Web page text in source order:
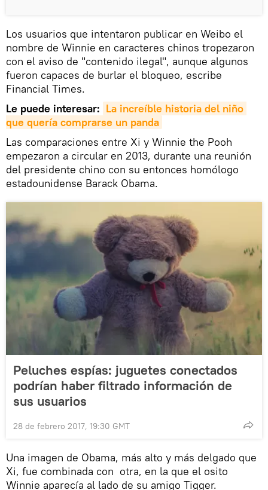
Los usuarios que intentaron publicar en Weibo el
nombre de Winnie en caracteres chinos tropezaron
con el aviso de "contenido ilegal", aunque algunos
fueron capaces de burlar el bloqueo, escribe
Financial Times.
Le puede interesar: La increíble historia del niño
que quería comprarse un panda
Las comparaciones entre Xi y Winnie the Pooh
empezaron a circular en 2013, durante una reunión
del presidente chino con su entonces homólogo
estadounidense Barack Obama.
Peluches espías: juguetes conectados
podrían haber filtrado información de
sus usuarios
28 de febrero 2017, 19:30 GMT
Una imagen de Obama, más alto y más delgado que
Xi, fue combinada con otra, en la que el osito
Winnie aparecía al lado de su amigo Tigger.